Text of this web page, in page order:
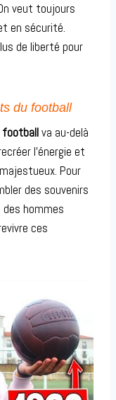
veut toujours
en sécurité.
de liberté pour
du football
footballva au-delà
l’énergie et
Pour
des souvenirs
hommes
ces